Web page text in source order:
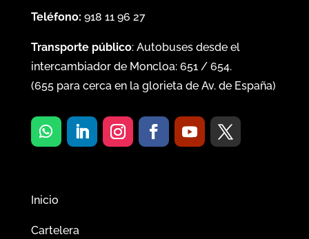
Teléfono: 918 11 96 27
Transporte público: Autobuses desde el
intercambiador de Moncloa: 651/ 654.
(655para cerca en la glorieta de Av. de España)
Inicio
Cartelera